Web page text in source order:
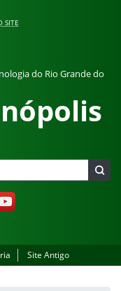
SITE
do Rio Grande do
Site Antigo